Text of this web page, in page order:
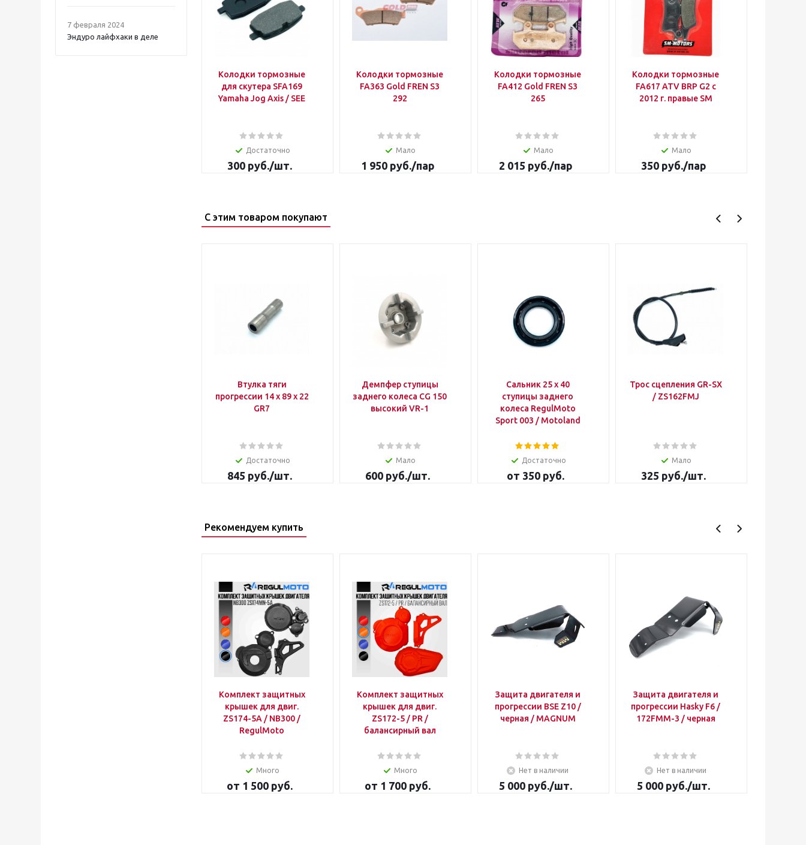
7 февраля 2024
Эндуро лайфхаки в деле
Колодки тормозные
для скутера SFA169
Yamaha Jog Axis / SEE
Достаточно
300 руб./шт.
Колодки тормозные
FA363 Gold FREN S3
292
Мало
1 950руб./пар
Колодки тормозные
FA412 Gold FREN S3
265
Мало
2 015 руб./пар
Колодки тормозные
FA617 ATV BRP G2 с
2012 г. правые SM
Мало
350руб./пар
С этим товаром покупают
Втулка тяги
прогрессии 14 х 89 х 22
GR7
Достаточно
845 руб./шт.
Демпфер ступицы
заднего колеса CG 150
высокий VR-1
Мало
600 руб./шт.
Сальник 25 х 40
ступицы заднего
колеса RegulMoto
Sport 003 / Motoland
Достаточно
от 350 руб.
Трос сцепления GR-SX
/ ZS162FMJ
Мало
325 руб./шт.
Рекомендуем купить
Комплект защитных
крышек для двиг.
ZS174-5A / NB300 /
RegulMoto
Много
от 1 500 руб.
Комплект защитных
крышек для двиг.
ZS172-5 / PR /
балансирный вал
Много
от 1 700 руб.
Защита двигателя и
прогрессии BSE Z10 /
черная / MAGNUM
Нет в наличии
5 000 руб./шт.
Защита двигателя и
прогрессии Hasky F6 /
172FMM-3 / черная
Нет в наличии
5 000 руб./шт.